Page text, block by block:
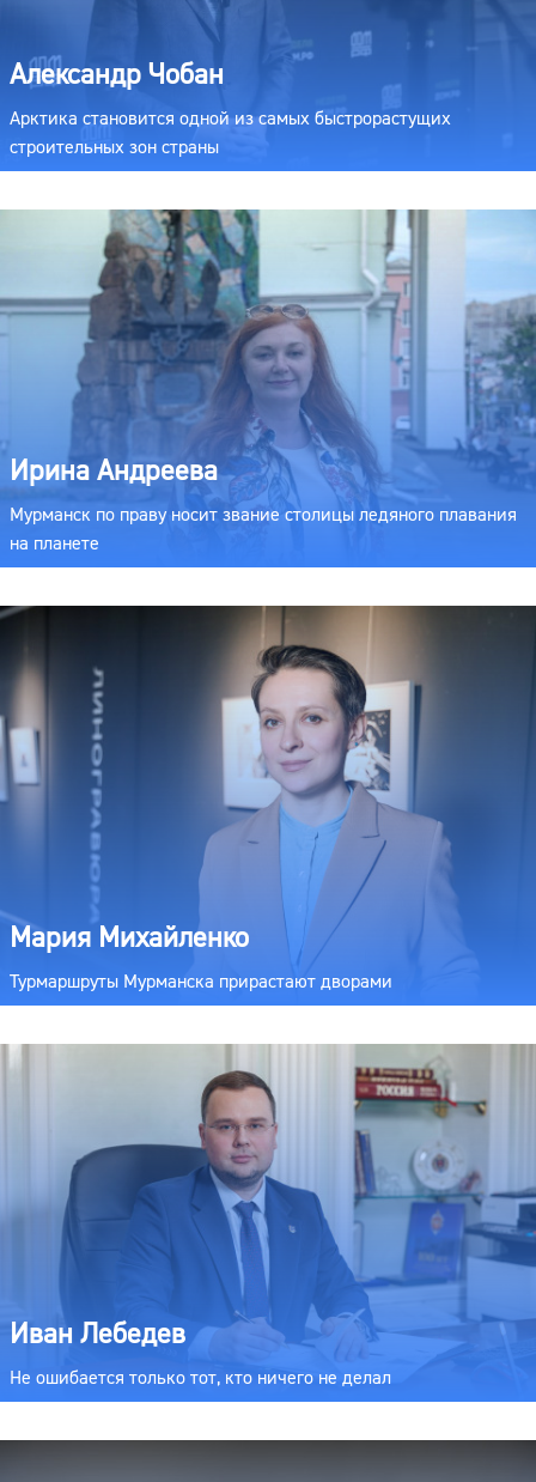
Александр Чобан
Арктика становится одной из самых быстрорастущих
строительных зон страны
Ирина Андреева
Мурманск по праву носит звание столицы ледяного плавания
на планете
Мария Михайленко
Турмаршруты Мурманска прирастают дворами
Иван Лебедев
Не ошибается только тот, кто ничего не делал